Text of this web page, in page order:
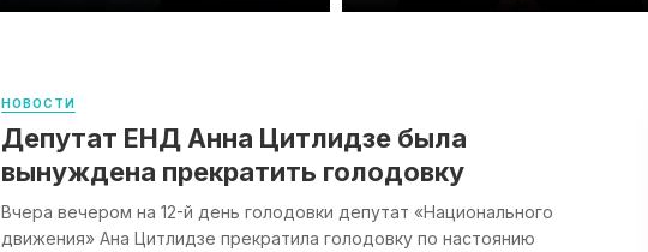
НОВОСТИ
Депутат ЕНД Анна Цитлидзе была
вынуждена прекратить голодовку
Вчера вечером на 12-й день голодовки депутат «Национального
движения» Ана Цитлидзе прекратила голодовку по настоянию